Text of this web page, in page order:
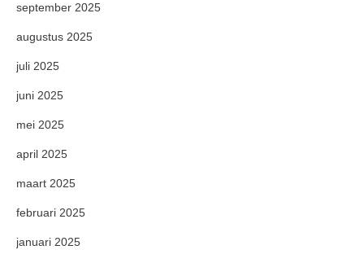
september 2025
augustus 2025
juli 2025
juni 2025
mei 2025
april 2025
maart 2025
februari 2025
januari 2025